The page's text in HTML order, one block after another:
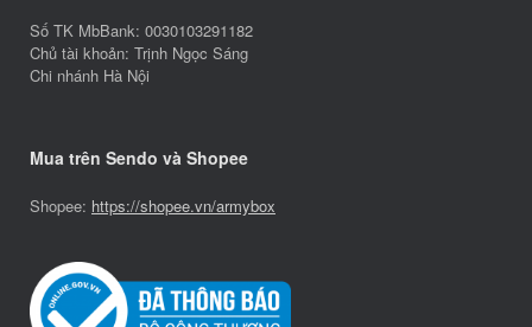
Số TK MbBank: 0030103291182
Chủ tài khoản: Trịnh Ngọc Sáng
Chi nhánh Hà Nội
Mua trên Sendo và Shopee
Shopee: https://shopee.vn/armybox